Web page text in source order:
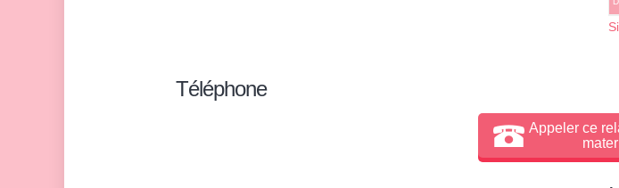
Téléphone
Appeler ce